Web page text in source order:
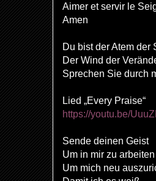
Aimer et servir le
Amen
Du bist der Atem der
Der Wind der
Sprechen Sie durch
Lied „Every Praise“
https://youtu.be/
Sende deinen Geist
Um in mir zu arbeiten
Um mich neu